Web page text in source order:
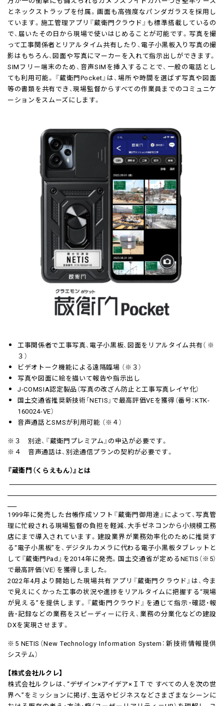
とネックストラップを付属。画面も高強度なパンダガラスを採用し
ています。施工管理アプリ『蔵衛門クラウド』も標準搭載しているの
で、届いたその日から現場で使いはじめることが可能です。写真を撮
って工事関係者とリアルタイム共有したり、電子小黒板入り写真の撮
影はもちろん、図面や写真にマーカーを入れて指示出しができます。
SIMフリー端末のため、音声SIMを挿入することで、一般の電話とし
ても利用可能。『蔵衛門Pocket』は、場所や時間を選ばず写真や図面
等の書類を共有でき、現場監督からすべての作業員までのコミュニケ
ーションをスムーズにします。
工事関係者で工事写真、電子小黒板、図面をリアルタイム共有（ ※
３）
ビデオトーク機能による遠隔臨場 （※３）
写真や図面に絵を描いて報告や指示出し
J-COMSIA認定製品（写真の改ざん防止と工事写真レイヤ化）
国土交通省推奨新技術「NETIS」で最高評価VEを獲得（番号：KTK-
160024-VE）
音声通話とSMSが利用可能 （※４）
※３ 別途、『蔵衛門プレミアム』の申込が必要です。
※４ 音声通話は、別途通信プランの契約が必要です。
『蔵衛門（くらえもん）』とは
1999年に発売した台帳作成ソフト『蔵衛門御用達』によって、写真管
理に忙殺される現場監督の負担を軽減、大手ゼネコンから小規模工務
店にまで導入されています。建設業界が業務効率化のために推奨す
る“電子小黒板”を、デジタルカメラに代わる電子小黒板タブレットと
して『蔵衛門Pad』を2014年に発売。国土交通省が定めるNETIS（※5）
で最高評価（VE）を獲得しました。
2022年4月より開始した現場共有アプリ『蔵衛門クラウド』は、今ま
で見えにくかった工事の状況や進捗をリアルタイムに把握する“現場
が見える”を提供します。『蔵衛門クラウド』を通じて指示・確認・報
告・記録などの業務をスピーディーに行え、業務の分業化などの建設
DXを実現させます。
※5 NETIS（New Technology Information System：新技術情報提供
システム）
【株式会社ルクレ】
株式会社ルクレは、“デザイン×アイデア×ＩＴで すべての人を次の世
界へ”をミッションに掲げ、生活やビジネスなどさまざまなシーンに